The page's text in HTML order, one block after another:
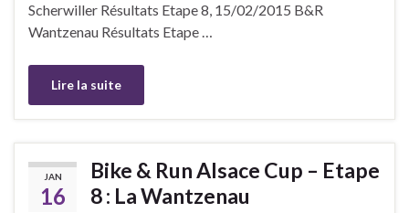
Scherwiller Résultats Etape 8, 15/02/2015 B&R
Wantzenau Résultats Etape …
Lire la suite
JAN
16
Bike & Run Alsace Cup – Etape
8 : La Wantzenau